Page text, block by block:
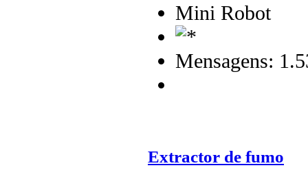
Mini Robot
Mensagens:
Extractor de fumo